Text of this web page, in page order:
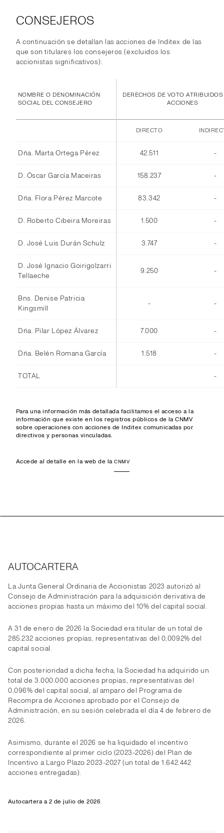
CONSEJEROS
A continuación se detallan las acciones de Inditex de las
que son titulares los consejeros (excluidos los
accionistas significativos):
NOMBRE O DENOMINACIÓN
SOCIAL DEL CONSEJERO
DERECHOS DE VOTO
ACCIONES
DIRECTO
Dña. Marta Ortega Pérez 42.511 -
D. Óscar García Maceiras 158.237 -
Dña. Flora Pérez Marcote 83.342 -
D. Roberto Cibeira Moreiras 1.500 -
D. José Luis Durán Schulz 3.747 -
D. José Ignacio Goirigolzarri
Tellaeche
9.250 -
Bns. Denise Patricia
Kingsmill
- -
Dña. Pilar López Álvarez 7.000 -
Dña. Belén Romana García 1.518 -
TOTAL -
Para una información más detallada facilitamos el acceso a la
información que existe en los registros públicos de la CNMV
sobre operaciones con acciones de Inditex comunicadas por
directivos y personas vinculadas.
Accede al detalle en la web de laCNMV
AUTOCARTERA
La Junta General Ordinaria de Accionistas 2023 autorizó al
Consejo de Administración para la adquisición derivativa de
acciones propias hasta un máximo del 10% del capital social.
A 31 de enero de 2026 la Sociedad era titular de un total de
285.232 acciones propias, representativas del 0,0092% del
capital social.
Con posterioridad a dicha fecha, la Sociedad ha adquirido un
total de 3.000.000 acciones propias, representativas del
0,096% del capital social, al amparo del Programa de
Recompra de Acciones aprobado por el Consejo de
Administración, en su sesión celebrada el día 4 de febrero de
2026.
Asimismo, durante el 2026 se ha liquidado el incentivo
correspondiente al primer ciclo (2023-2026) del Plan de
Incentivo a Largo Plazo 2023-2027 (un total de 1.642.442
acciones entregadas).
Autocartera a 2 de julio de 2026